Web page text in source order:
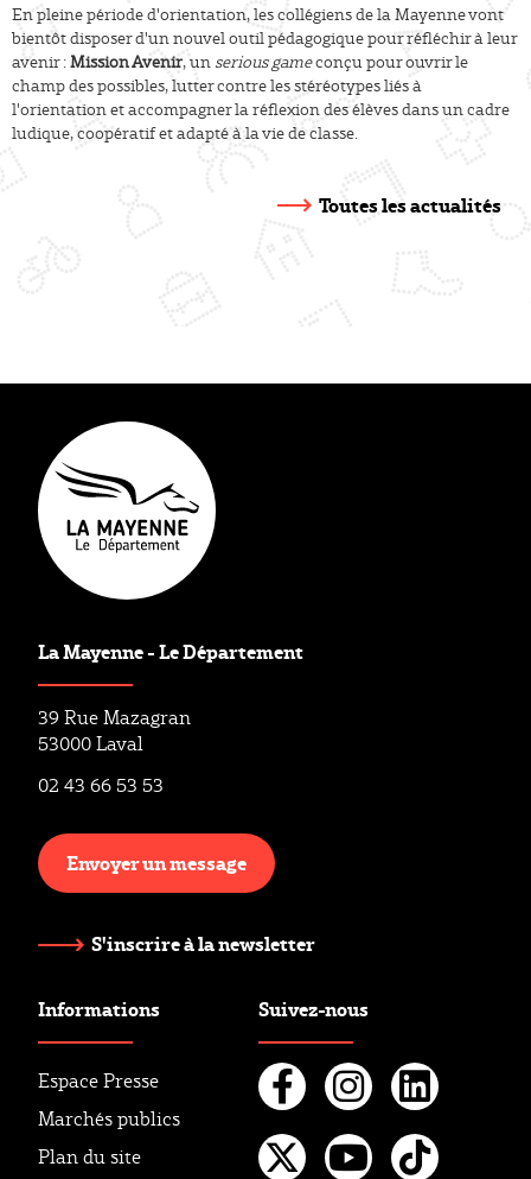
En pleine période d'orientation, les collégiens de la Mayenne vont
bientôt disposer d'un nouvel outil pédagogique pour réfléchir à leur
avenir :Mission Avenir, un serious gameconçu pour ouvrir le
champ des possibles, lutter contre les stéréotypes liés à
l'orientation et accompagner la réflexion des élèves dans un cadre
ludique, coopératif et adapté à la vie de classe.
Toutes les actualités
La Mayenne - Le Département
39 Rue Mazagran
53000 Laval
02 43 66 53 53
Envoyer un message
S'inscrire à la newsletter
Informations
Espace Presse
Marchés publics
Plan du site
Suivez-nous
Facebook